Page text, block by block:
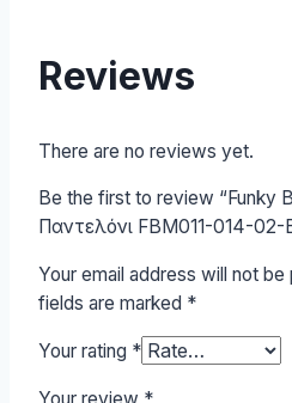
Reviews
There are no reviews yet.
Be the first to review “Funky
Παντελόνι FBM011-014-02-
Your email address will not be
fields are marked *
Your rating *
Your review *